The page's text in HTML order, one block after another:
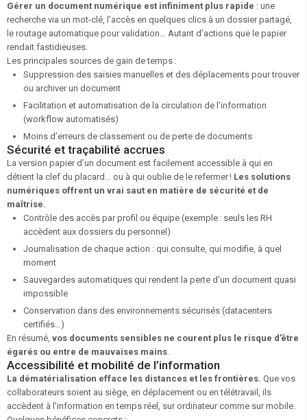
Gérer un document numérique est infiniment plus rapide : une
recherche via un mot-clé, l’accès en quelques clics à un dossier partagé,
le routage automatique pour validation… Autant d’actions que le papier
rendait fastidieuses.
Les principales sources de gain de temps :
Suppression des saisies manuelles et des déplacements pour trouver
ou archiver un document
Facilitation et automatisation de la circulation de l’information
(workflow automatisés)
Moins d’erreurs de classement ou de perte de documents
Sécurité et traçabilité accrues
La version papier d’un document est facilement accessible à qui en
détient la clef du placard… ou à qui oublie de le refermer ! Les solutions
numériques offrent un vrai saut en matière de sécurité et de
maîtrise.
Contrôle des accès par profil ou équipe (exemple : seuls les RH
accèdent aux dossiers du personnel)
Journalisation de chaque action : qui consulte, qui modifie, à quel
moment
Sauvegardes automatiques qui rendent la perte d’un document quasi
impossible
Conservation dans des environnements sécurisés (datacenters
certifiés…)
En résumé, vos documents sensibles ne courent plus le risque d’être
égarés ou entre de mauvaises mains.
Accessibilité et mobilité de l’information
La dématérialisation efface les distances et les frontières. Que vos
collaborateurs soient au siège, en déplacement ou en télétravail, ils
accèdent à l’information en temps réel, sur ordinateur comme sur mobile.